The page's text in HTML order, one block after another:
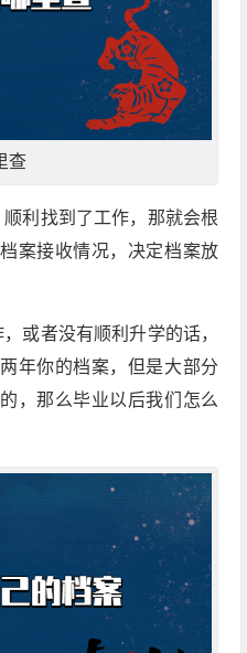
查
利找到了工作，那就会根
案接收情况，决定档案放
或者没有顺利升学的话，
年你的档案，但是大部分
，那么毕业以后我们怎么